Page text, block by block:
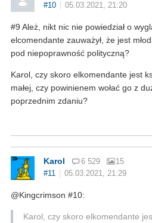
#10
05.03.2021, 21:20
#9 Ależ, nikt nic nie powiedział o
elcomendante zauważył, że jest
pod niepoprawność polityczną?
Karol, czy skoro elkomendante jest
małej, czy powinienem wołać go z
poprzednim zdaniu?
Karol 6 529
15
#11
05.03.2021, 21:29
@Kingcrimson #10:
Karol, czy skoro elkomendante